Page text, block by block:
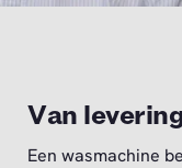
Van
Een wasmachine